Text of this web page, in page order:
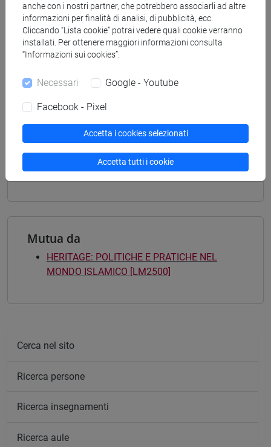
[FM2] SCIENZE DELL'ANTICHITÀ:
LETTERATURE, STORIA E ARCHEOLOGIA -
Laurea magistrale (DM270)
archeologia
DELL'AFRICA MEDITERRANEA - Laurea
vicino e medio oriente
[LM80] STUDI TRANSMEDITERRANEI:
MIGRAZIONE, COOPERAZIONE E SVILUPPO -
Laurea magistrale (DM270)
percorso comune
Mutua da
HERITAGE: POLITICHE E PRATICHE NEL
MONDO ISLAMICO [LM2500]
Cerca nel sito
Ricerca persone
Ricerca insegnamenti
Ricerca aule
anche con i nostri partner, che potrebbero associarli ad altre
informazioni per finalità di analisi, di pubblicità, ecc.
Cliccando “Lista cookie” potrai vedere quali cookie verranno
installati. Per ottenere maggiori informazioni consulta
“Informazioni sui cookies”.
Necessari Google - Youtube
Facebook - Pixel
Accetta i cookies selezionati
Accetta tutti i cookie